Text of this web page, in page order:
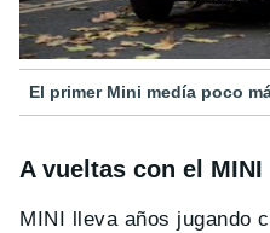
El primer Mini medía poco
A vueltas con el MINI
MINI lleva años jugando